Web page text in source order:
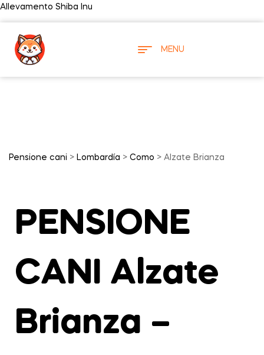
Allevamento Shiba Inu
MENU
Pensione cani > Lombardía > Como > Alzate Brianza
PENSIONE
CANI Alzate
Brianza –